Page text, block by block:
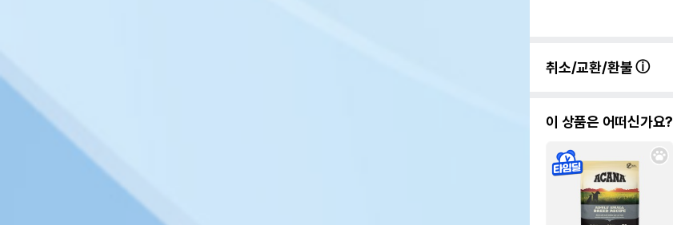
취소/교환/환불
이 상품은 어떠신가요?